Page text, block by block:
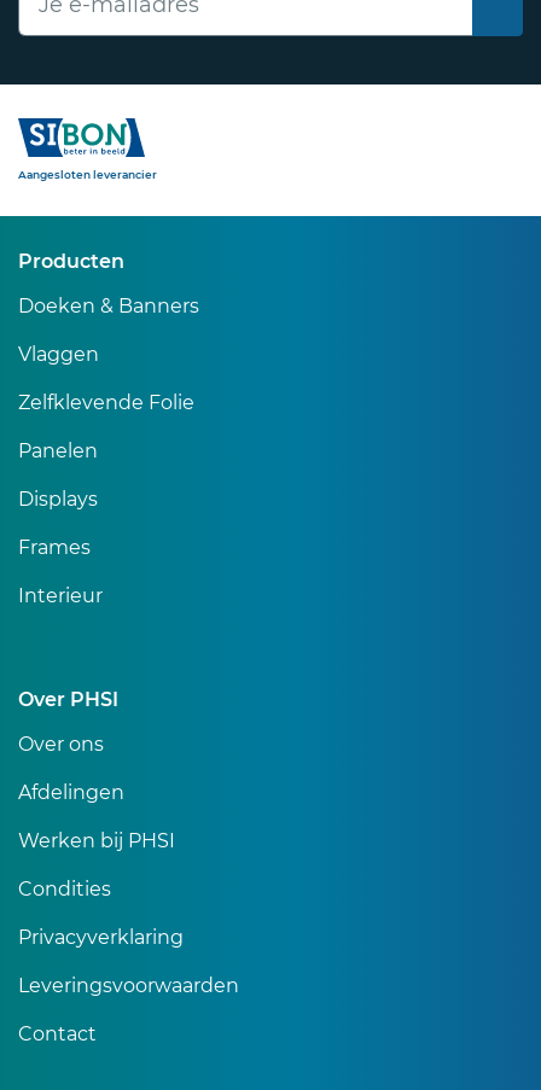
Sibon
Aangesloten leverancier
Producten
Doeken & Banners
Vlaggen
Zelfklevende Folie
Panelen
Displays
Frames
Interieur
Over PHSI
Over ons
Afdelingen
Werken bij PHSI
Condities
Privacyverklaring
Leveringsvoorwaarden
Contact